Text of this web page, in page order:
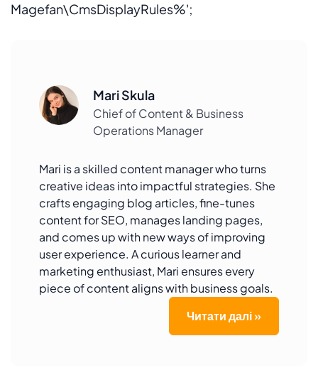
Magefan\CmsDisplayRules%';
Mari Skula
Chief of Content & Business
Operations Manager
Mari is a skilled content manager who turns
creative ideas into impactful strategies. She
crafts engaging blog articles, fine-tunes
content for SEO, manages landing pages,
and comes up with new ways of improving
user experience. A curious learner and
marketing enthusiast, Mari ensures every
piece of content aligns with business goals.
Читати далі »